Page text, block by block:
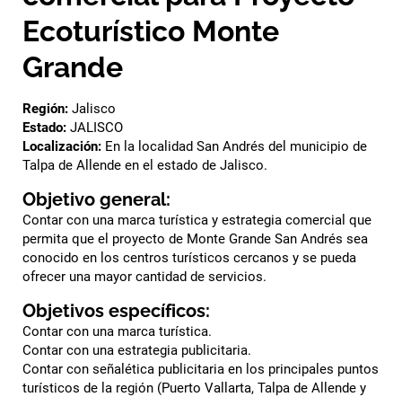
Ecoturístico Monte
Grande
Región: Jalisco
Estado: JALISCO
Localización: En la localidad San Andrés del municipio de
Talpa de Allende en el estado de Jalisco.
Objetivo general:
Contar con una marca turística y estrategia comercial que
permita que el proyecto de Monte Grande San Andrés sea
conocido en los centros turísticos cercanos y se pueda
ofrecer una mayor cantidad de servicios.
Objetivos específicos:
Contar con una marca turística.
Contar con una estrategia publicitaria.
Contar con señalética publicitaria en los principales puntos
turísticos de la región (Puerto Vallarta, Talpa de Allende y